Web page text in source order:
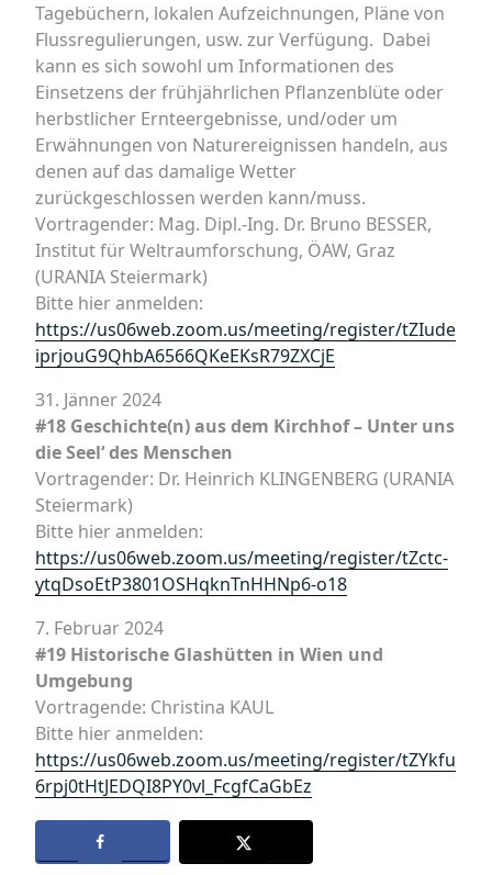
Tagebüchern, lokalen Aufzeichnungen, Pläne von
Flussregulierungen, usw. zur Verfügung. Dabei
kann es sich sowohl um Informationen des
Einsetzens der frühjährlichen Pflanzenblüte oder
herbstlicher Ernteergebnisse, und/oder um
Erwähnungen von Naturereignissen handeln, aus
denen auf das damalige Wetter
zurückgeschlossen werden kann/muss.
Vortragender: Mag. Dipl.-Ing. Dr. Bruno BESSER,
Institut für Weltraumforschung, ÖAW, Graz
(URANIA Steiermark)
Bitte hier anmelden:
https://us06web.zoom.us/meeting/register/tZIude
iprjouG9QhbA6566QKeEKsR79ZXCjE
31. Jänner 2024
#18 Geschichte(n) aus dem Kirchhof – Unter uns
die Seel‘ des Menschen
Vortragender: Dr. Heinrich KLINGENBERG (URANIA
Steiermark)
Bitte hier anmelden:
https://us06web.zoom.us/meeting/register/tZctc-
ytqDsoEtP3801OSHqknTnHHNp6-o18
7. Februar 2024
#19 Historische Glashütten in Wien und
Umgebung
Vortragende: Christina KAUL
Bitte hier anmelden:
https://us06web.zoom.us/meeting/register/tZYkfu
6rpj0tHtJEDQI8PY0vl_FcgfCaGbEz